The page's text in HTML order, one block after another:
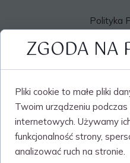
Polityka
Druki
ZGODA NA
Pliki cookie to małe pliki
Twoim urządzeniu
internetowych. Używamy
funkcjonalność strony,
analizować ruch na stronie.